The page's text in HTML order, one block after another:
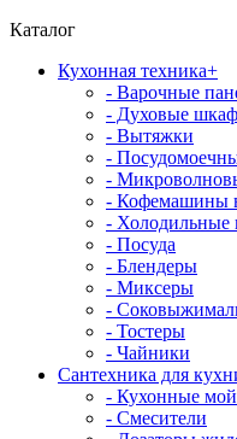
Каталог
Кухонная техника+
- Варочные
- Духовые
- Вытяжки
-
-
- Кофемашины
- Холодильные
- Посуда
- Блендеры
- Миксеры
-
- Тостеры
- Чайники
Сантехника для
- Кухонные
- Смесители